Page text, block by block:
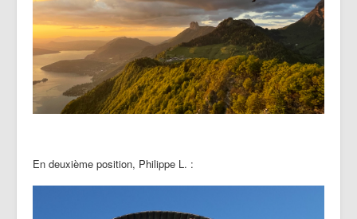
En deuxième position, Philippe L. :